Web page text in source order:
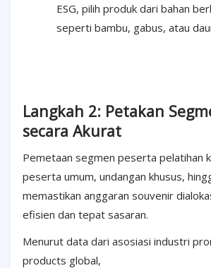
ESG, pilih produk dari bahan
seperti bambu, gabus, atau
Langkah 2: Petakan
secara Akurat
Pemetaan segmen peserta pelatihan
peserta umum, undangan khusus,
memastikan anggaran souvenir
efisien dan tepat sasaran.
Menurut data dari asosiasi industri
products global,